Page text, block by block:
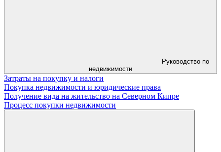
Руководство по
недвижимости
Затраты на покупку и налоги
Покупка недвижимости и юридические права
Получение вида на жительство на Северном Кипре
Процесс покупки недвижимости